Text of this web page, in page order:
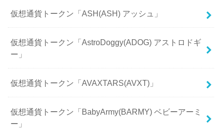
仮想通貨トークン「ASH(ASH) アッシュ」
仮想通貨トークン「AstroDoggy(ADOG) アストロドギ
ー」
仮想通貨トークン「AVAXTARS(AVXT)」
仮想通貨トークン「BabyArmy(BARMY) ベビーアーミ
ー」